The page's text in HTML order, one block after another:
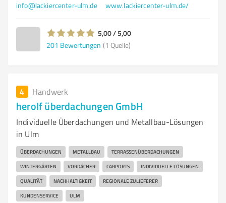
info@lackiercenter-ulm.de www.lackiercenter-ulm.de/
5,00 / 5,00
201 Bewertungen (1 Quelle)
4 Handwerk
herolf überdachungen GmbH
Individuelle Überdachungen und Metallbau-Lösungen
in Ulm
ÜBERDACHUNGEN METALLBAU TERRASSENÜBERDACHUNGEN
WINTERGÄRTEN VORDÄCHER CARPORTS INDIVIDUELLE LÖSUNGEN
QUALITÄT NACHHALTIGKEIT REGIONALE ZULIEFERER
KUNDENSERVICE ULM